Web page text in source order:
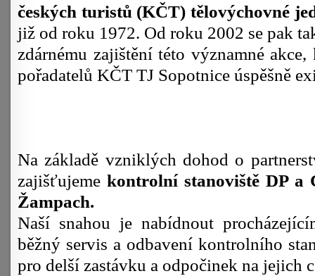
českých turistů (KČT) tělovýchovné
již od roku 1972. Od roku 2002 se pak
zdárnému zajištění této významné
pořadatelů KČT TJ Sopotnice úspěšně
Na základě vzniklých dohod o
zajišťujeme kontrolní stanoviště DP a
Žampach.
Naší snahou je nabídnout
běžný servis a odbavení kontrolního
pro delší zastávku a odpočinek na jejich